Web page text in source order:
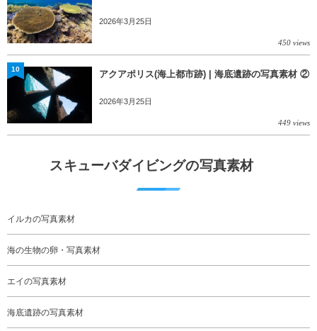
2026年3月25日
450 views
アクアポリス(海上都市跡) | 海底遺跡の写真素材 ②
2026年3月25日
449 views
10
スキューバダイビングの写真素材
イルカの写真素材
海の生物の卵・写真素材
エイの写真素材
海底遺跡の写真素材